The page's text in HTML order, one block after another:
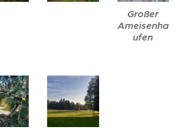
Großer
Ameisenha
ufen